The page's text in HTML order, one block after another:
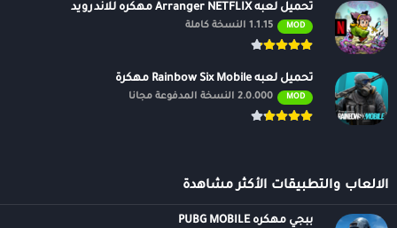
تحميل لعبه Arranger NETFLIX مهكره للاندرويد
MOD 1.1.15 النسخة كاملة
تحميل لعبه Rainbow Six Mobile مهكرة
MOD 2.0.000 النسخة المدفوعة مجانًا
الالعاب والتطبيقات الأكثر مشاهدة
ببجي مهكره PUBG MOBILE